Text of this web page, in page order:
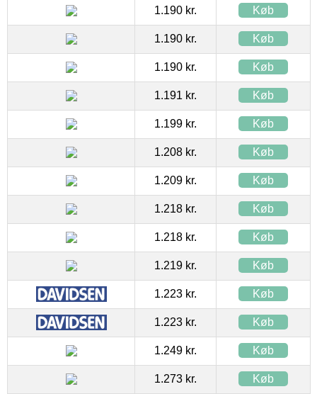
1.190 kr. Køb
1.190 kr. Køb
1.190 kr. Køb
1.191 kr. Køb
1.199 kr. Køb
1.208 kr. Køb
1.209 kr. Køb
1.218 kr. Køb
1.218 kr. Køb
1.219 kr. Køb
1.223 kr. Køb
1.223 kr. Køb
1.249 kr. Køb
1.273 kr. Køb